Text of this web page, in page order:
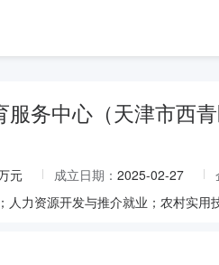
务中心（天津市西
元 成立日期： 2025-02-27
人力资源开发与推介就业；农村实